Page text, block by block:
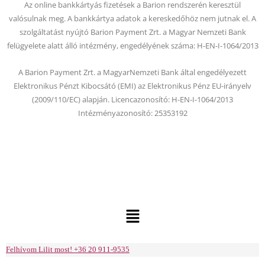
o
o
k
b
e
Az online bankkártyás fizetések a Barion rendszerén keresztül
valósulnak meg. A bankkártya adatok a kereskedőhöz nem jutnak el. A
szolgáltatást nyújtó Barion Payment Zrt. a Magyar Nemzeti Bank
felügyelete alatt álló intézmény, engedélyének száma: H-EN-I-1064/2013
A Barion Payment Zrt. a MagyarNemzeti Bank által engedélyezett
Elektronikus Pénzt Kibocsátó (EMI) az Elektronikus Pénz EU-irányelv
(2009/110/EC) alapján. Licencazonosító: H-EN-I-1064/2013
Intézményazonosító: 25353192
Menu
Felhívom Lilit most! +36 20 911-9535